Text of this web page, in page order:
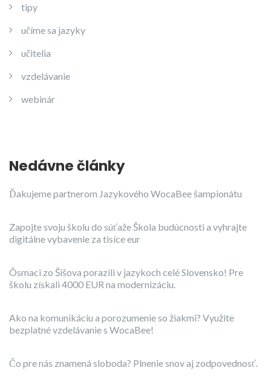
tipy
učíme sa jazyky
učitelia
vzdelávanie
webinár
Nedávne články
Ďakujeme partnerom Jazykového WocaBee šampionátu
Zapojte svoju školu do súťaže Škola budúcnosti a vyhrajte
digitálne vybavenie za tisíce eur
Ôsmaci zo Šišova porazili v jazykoch celé Slovensko! Pre
školu získali 4000 EUR na modernizáciu.
Ako na komunikáciu a porozumenie so žiakmi? Využite
bezplatné vzdelávanie s WocaBee!
Čo pre nás znamená sloboda? Plnenie snov aj zodpovednosť.